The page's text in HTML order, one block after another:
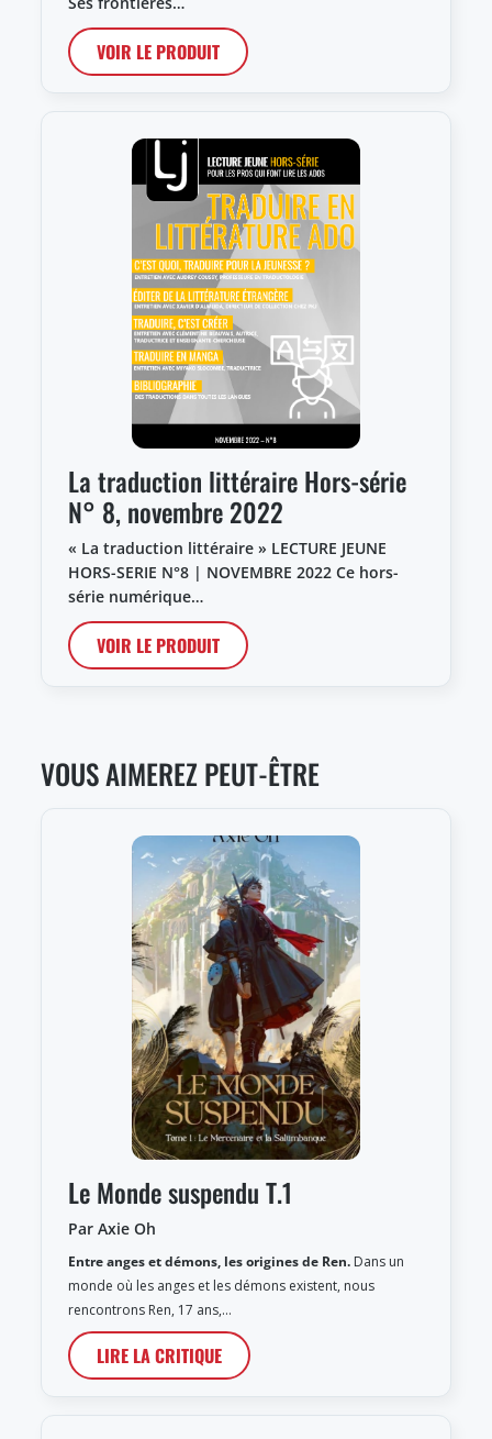
VOIR LE PRODUIT
La traduction littéraire Hors-série
N° 8, novembre 2022
« La traduction littéraire » LECTURE JEUNE
HORS-SERIE N°8 | NOVEMBRE 2022 Ce hors-
série numérique…
VOIR LE PRODUIT
VOUS AIMEREZ PEUT-ÊTRE
Le Monde suspendu T.1
Par Axie Oh
Entre anges et démons, les origines de Ren. Dans un
monde où les anges et les démons existent, nous
rencontrons Ren, 17 ans,…
LIRE LA CRITIQUE